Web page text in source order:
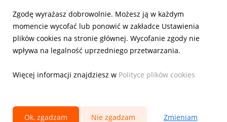
Raporty bieżące
Ład Korporacyjny
Akcje
Prezentacje
IR Kontakt
Zgodę wyrażasz dobrowolnie. Możesz ją w każdym
momencie wycofać lub ponowić w zakładce Ustawienia
plików cookies na stronie głównej. Wycofanie zgody nie
wpływa na legalność uprzedniego przetwarzania.
Więcej informacji znajdziesz w Polityce plików cookies
Ok, zgadzam
Nie zgadzam
Zmieniam